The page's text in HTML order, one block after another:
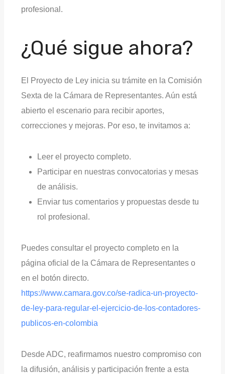
profesional.
¿Qué sigue ahora?
El Proyecto de Ley inicia su trámite en la Comisión
Sexta de la Cámara de Representantes. Aún está
abierto el escenario para recibir aportes,
correcciones y mejoras. Por eso, te invitamos a:
Leer el proyecto completo.
Participar en nuestras convocatorias y mesas
de análisis.
Enviar tus comentarios y propuestas desde tu
rol profesional.
Puedes consultar el proyecto completo en la
página oficial de la Cámara de Representantes o
en el botón directo.
https://www.camara.gov.co/se-radica-un-proyecto-
de-ley-para-regular-el-ejercicio-de-los-contadores-
publicos-en-colombia
Desde ADC, reafirmamos nuestro compromiso con
la difusión, análisis y participación frente a esta